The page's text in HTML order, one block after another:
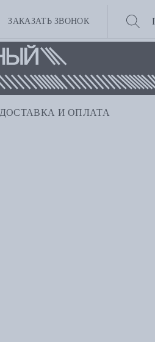
ЗАКАЗАТЬ ЗВОНОК
ДОСТАВКА И ОПЛАТА